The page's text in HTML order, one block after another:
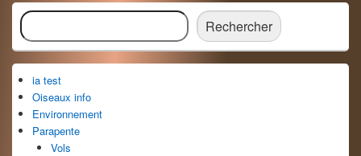
Zone
principale
de
widget
pour
la
barre
latérale
Rechercher Rechercher
ia test
Oiseaux info
Environnement
Parapente
Vols